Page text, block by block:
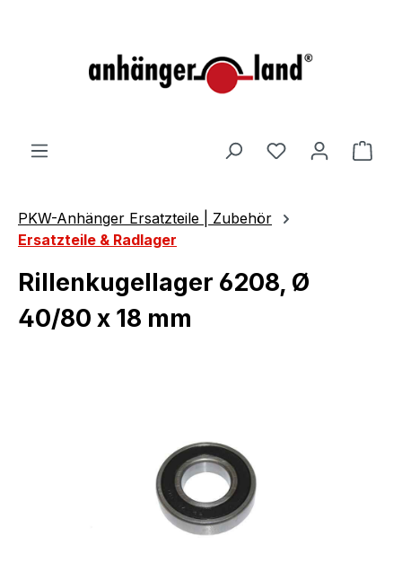
PKW-Anhänger Ersatzteile | Zubehör
Ersatzteile & Radlager
Rillenkugellager 6208, Ø
40/80 x 18 mm